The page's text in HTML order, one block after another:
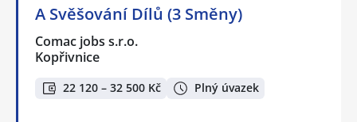
A Svěšování Dílů (3 Směny)
Comac jobs s.r.o.
Kopřivnice
22 120 – 32 500 Kč Plný úvazek